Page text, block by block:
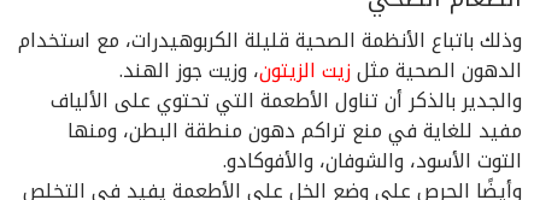
وذلك باتباع الأنظمة الصحية قليلة الكربوهيدرات، مع استخدام
الدهون الصحية مثلزيت الزيتون، وزيت جوز الهند.
والجدير بالذكر أن تناول الأطعمة التي تحتوي على الألياف
مفيد للغاية في منع تراكم دهون منطقة البطن، ومنها
التوت الأسود، والشوفان، والأفوكادو.
وأيضًا الحرص على وضع الخل على الأطعمة يفيد في التخلص